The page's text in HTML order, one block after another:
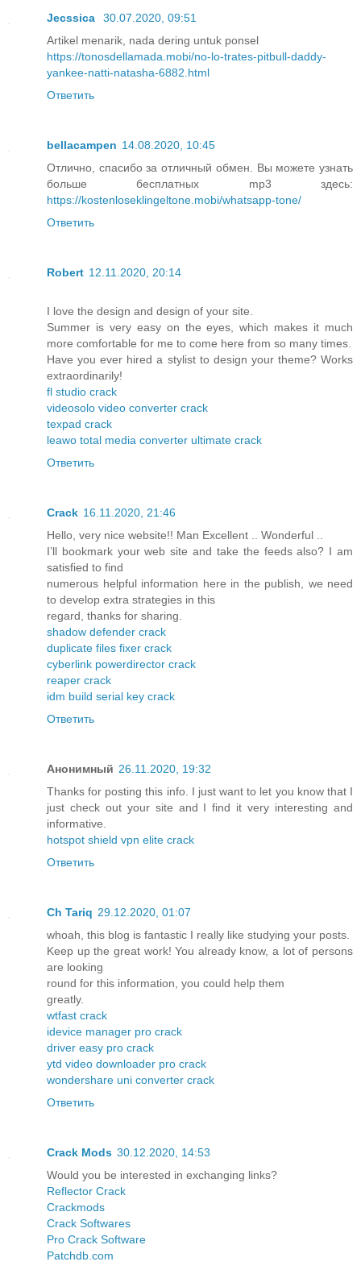
Jecssica
30.07.2020, 09:51
Artikel menarik, nada dering untuk ponsel
https://tonosdellamada.mobi/no-lo-trates-pitbull-daddy-
yankee-natti-natasha-6882.html
Ответить
bellacampen 14.08.2020, 10:45
Отлично, спасибо за отличный обмен. Вы можете узнать
больше бесплатных mp3 здесь:
https://kostenloseklingeltone.mobi/whatsapp-tone/
Ответить
Robert 12.11.2020, 20:14
I love the design and design of your site.
Summer is very easy on the eyes, which makes it much
more comfortable for me to come here from so many times.
Have you ever hired a stylist to design your theme? Works
extraordinarily!
fl studio crack
videosolo video converter crack
texpad crack
leawo total media converter ultimate crack
Ответить
Crack 16.11.2020, 21:46
Hello, very nice website!! Man Excellent .. Wonderful ..
I’ll bookmark your web site and take the feeds also? I am
satisfied to find
numerous helpful information here in the publish, we need
to develop extra strategies in this
regard, thanks for sharing.
shadow defender crack
duplicate files fixer crack
cyberlink powerdirector crack
reaper crack
idm build serial key crack
Ответить
Анонимный 26.11.2020, 19:32
Thanks for posting this info. I just want to let you know that I
just check out your site and I find it very interesting and
informative.
hotspot shield vpn elite crack
Ответить
Ch Tariq 29.12.2020, 01:07
whoah, this blog is fantastic I really like studying your posts.
Keep up the great work! You already know, a lot of persons
are looking
round for this information, you could help them
greatly.
wtfast crack
idevice manager pro crack
driver easy pro crack
ytd video downloader pro crack
wondershare uni converter crack
Ответить
Crack Mods 30.12.2020, 14:53
Would you be interested in exchanging links?
Reflector Crack
Crackmods
Crack Softwares
Pro Crack Software
Patchdb.com